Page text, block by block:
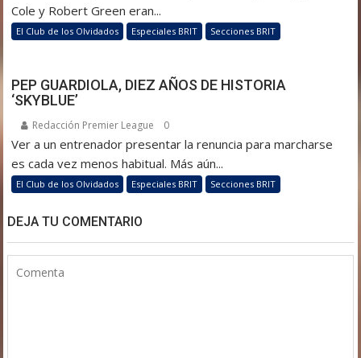
Cole y Robert Green eran...
El Club de los Olvidados Especiales BRIT Secciones BRIT
PEP GUARDIOLA, DIEZ AÑOS DE HISTORIA
‘SKYBLUE’
Redacción Premier League 0
Ver a un entrenador presentar la renuncia para marcharse
es cada vez menos habitual. Más aún...
El Club de los Olvidados Especiales BRIT Secciones BRIT
DEJA TU COMENTARIO